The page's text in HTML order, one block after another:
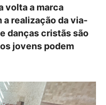
volta a marca
a realização da via-
danças cristãs são
jovens podem